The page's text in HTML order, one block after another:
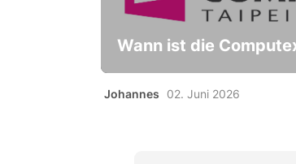
Wann ist die
Johannes 02. Juni 2026